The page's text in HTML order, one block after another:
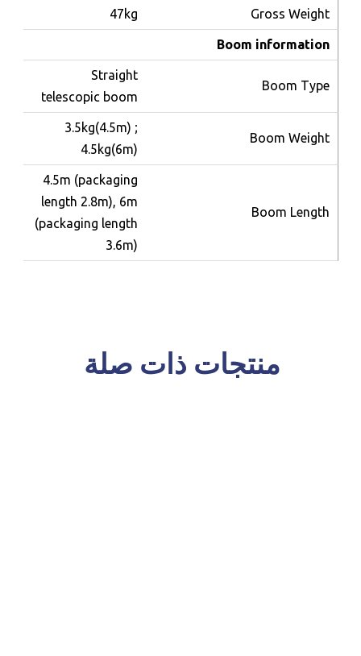
Gross Weight
47kg
Boom information
Boom Type
Straight
telescopic boom
Boom Weight
3.5kg(4.5m) ;
4.5kg(6m)
Boom Length
4.5m (packaging
length 2.8m), 6m
(packaging length
3.6m)
منتجات ذات صلة
للحجز و الاستعلام